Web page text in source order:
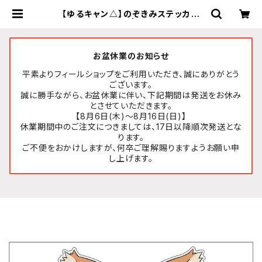
【ゆるキャン△】のぞきみステッカー
お盆休業のお知らせ
平素よりフィールショップをご利用いただき、誠にありがとう
ございます。
誠に勝手ながら、お盆休業に伴い、下記期間は発送をお休み
とさせていただきます。
【8月6日(木)～8月16日(日)】
休業期間中のご注文につきましては、17日以降順次発送とな
ります。
ご不便をおかけしますが、何卒ご理解賜りますようお願い申
し上げます。